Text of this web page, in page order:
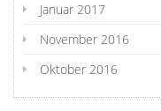
Januar 2017
November 2016
Oktober 2016